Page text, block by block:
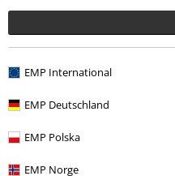
EMP International
EMP Deutschland
EMP Polska
EMP Norge